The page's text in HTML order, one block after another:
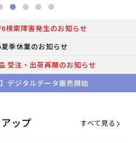
6検索障害発生のお知らせ
季休業のお知らせ
受注・出荷再開のお知らせ
】デジタルデータ販売開始
ップ すべて見る